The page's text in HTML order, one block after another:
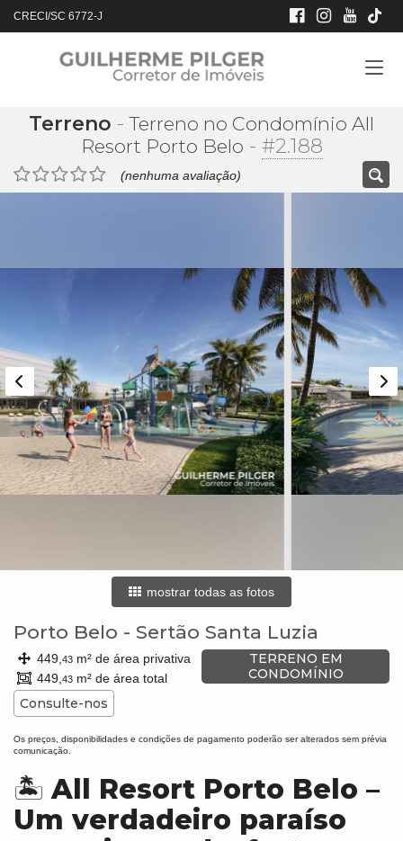
CRECI/SC 6772-J
Terreno -Terreno no Condomínio All
Resort Porto Belo - #2.188
(nenhuma avaliação)
mostrar todas as fotos
Porto Belo - Sertão Santa Luzia
TERRENO EM
CONDOMÍNIO
449, 43 m² de área privativa
449, 43 m² de área total
Consulte-nos
Os preços, disponibilidades e condições de pagamento poderão ser alterados sem prévia
comunicação.
🏝️All Resort Porto Belo –
Um verdadeiro paraíso